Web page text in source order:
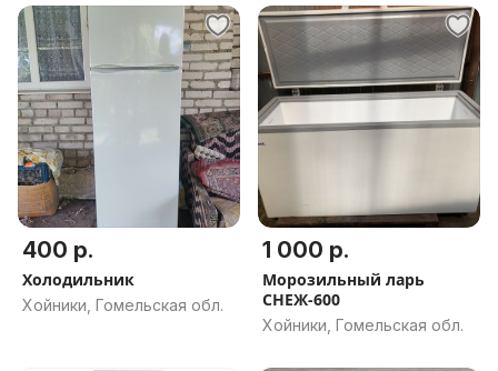
400 р.
Холодильник
Хойники, Гомельская обл.
1 000 р.
Морозильный ларь
СНЕЖ-600
Хойники, Гомельская обл.